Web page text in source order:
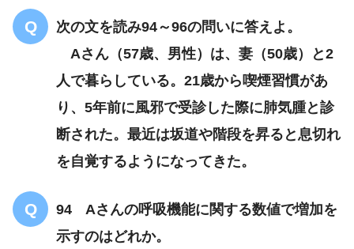
次の文を読み94～96の問いに答えよ。
Aさん（57歳、男性）は、妻（50歳）と2
人で暮らしている。21歳から喫煙習慣があ
り、5年前に風邪で受診した際に肺気腫と診
断された。最近は坂道や階段を昇ると息切れ
を自覚するようになってきた。
94 Aさんの呼吸機能に関する数値で増加を
示すのはどれか。